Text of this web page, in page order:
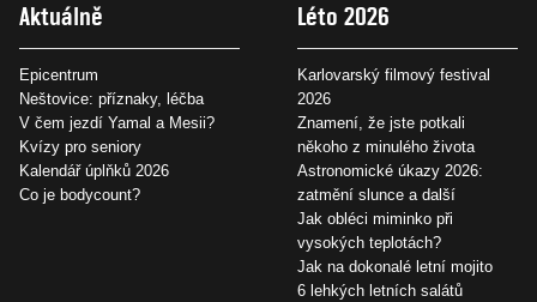
Aktuálně
Epicentrum
Neštovice: příznaky, léčba
V čem jezdí Yamal a Mesii?
Kvízy pro seniory
Kalendář úplňků 2026
Co je bodycount?
Léto 2026
Karlovarský filmový festival
2026
Znamení, že jste potkali
někoho z minulého života
Astronomické úkazy 2026:
zatmění slunce a další
Jak obléci miminko při
vysokých teplotách?
Jak na dokonalé letní mojito
6 lehkých letních salátů